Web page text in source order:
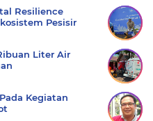
Resilience
Pesisir
Liter Air
Kegiatan